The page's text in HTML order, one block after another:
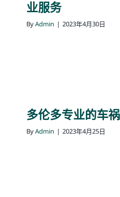
业服务
ByAdmin | 2023年4月30日
多伦多专业的车
ByAdmin | 2023年4月25日